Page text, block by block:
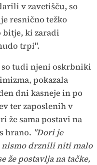
v zavetišču, so
resnično težko
ki zaradi
trpi".
so tudi njeni oskrbniki
pokazala
dni kasneje in po
ter zaposlenih v
že sama postavi na
hrano. "Dori je
nismo drznili niti malo
že postavlja na tačke,